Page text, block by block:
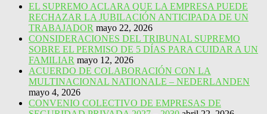
EL SUPREMO ACLARA QUE LA EMPRESA PUEDE
RECHAZAR LA JUBILACIÓN ANTICIPADA DE UN
TRABAJADOR mayo 22, 2026
CONSIDERACIONES DEL TRIBUNAL SUPREMO
SOBRE EL PERMISO DE 5 DÍAS PARA CUIDAR A UN
FAMILIAR mayo 12, 2026
ACUERDO DE COLABORACIÓN CON LA
MULTINACIONAL NATIONALE – NEDERLANDEN
mayo 4, 2026
CONVENIO COLECTIVO DE EMPRESAS DE